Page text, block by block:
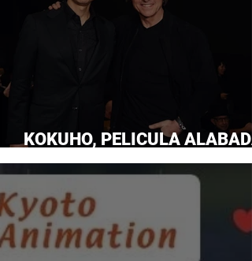
KOKUHO, PELICULA
POR TOM CRUISE